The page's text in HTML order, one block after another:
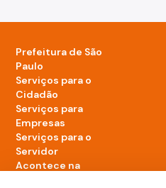
Prefeitura de São
Paulo
Serviços para o
Cidadão
Serviços para
Empresas
Serviços para o
Servidor
Acontece na